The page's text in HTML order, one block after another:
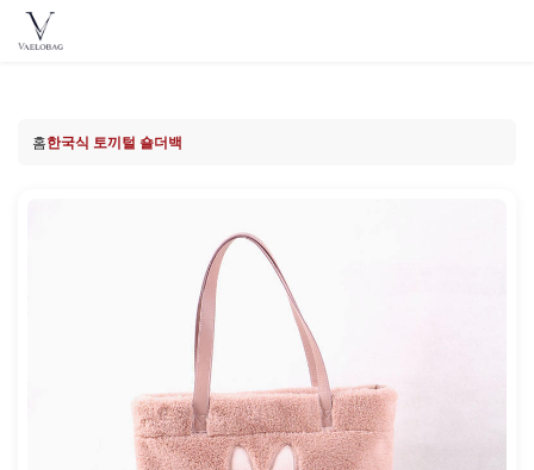
content
Vaelobag
홈한국식 토끼털 숄더백